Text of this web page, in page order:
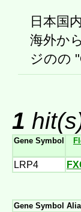
日本国
海外か
ジのの
1
Gene Symbol
LRP4
Gene Symbol